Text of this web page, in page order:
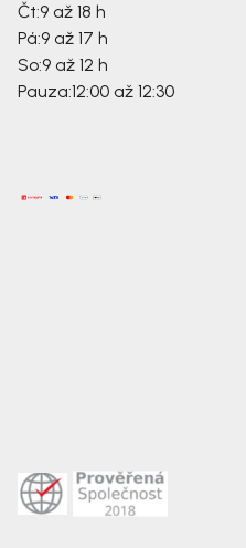
Čt:9 až 18 h
Pá:9 až 17 h
So:9 až 12 h
Pauza:12:00 až 12:30